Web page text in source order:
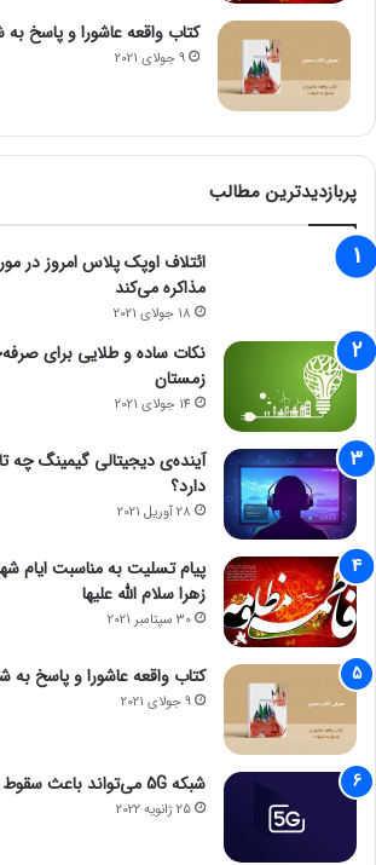
آخرین قیمت رمزارزها (۲۵ تیرماه ۱۴۰۴)
به‌روزرسانی قیمت ارزهای دیجیتالی
این رده حاوی تغییرات
است.
قیمت: ۱۱۷ هزار و ۴۶۷.۷۳ دلار
تغییرات قیمتی ۲۴ ساعت گذشته: ۰.۳۴ درصد افزایش
تغییرات قیمتی یک هفته اخیر: ۸.۳۲ درصد افزایش
– اتریوم
قیمت: ۳۱۱۴.۶۹ دلار
تغییرات قیمتی ۲۴ ساعت گذشته: ۵.۷۲ درصد افزایش
تغییرات قیمتی یک هفته اخیر: ۱۹.۹۵ درصد افزایش
– تتر
قیمت: یک دلار
تغییرات قیمتی ۲۴ ساعت گذشته: ۰.۰۱ درصد کاهش
تغییرات قیمتی یک هفته اخیر: ۰.۰۲ درصد کاهش
کتاب واقعه عاشورا و پاسخ به
9 جولای 2021
پربازدیدترین مطالب
ائتلاف اوپک پلاس امروز در
مذاکره می‌کند
18 جولای 2021
نکات ساده و طلایی برای
زمستان
14 جولای 2021
آینده‌ی دیجیتالی گیمینگ چه
دارد؟
28 آوریل 2021
پیام تسلیت به مناسبت ایام
زهرا سلام الله علیها
30 سپتامبر 2021
کتاب واقعه عاشورا و پاسخ به
9 جولای 2021
شبکه 5G می‌تواند باعث سقوط هواپیما شود
25 ژانویه 2022